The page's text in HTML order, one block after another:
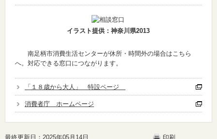
イラスト提供：神奈川県2013
南足柄市消費生活センターが休所・時間外の場合はこちら
へ。対応できる窓口につながります。
「１８歳から大人」 特設ページ
消費者庁 ホームページ
最終更新日：2025年05月14日 印刷